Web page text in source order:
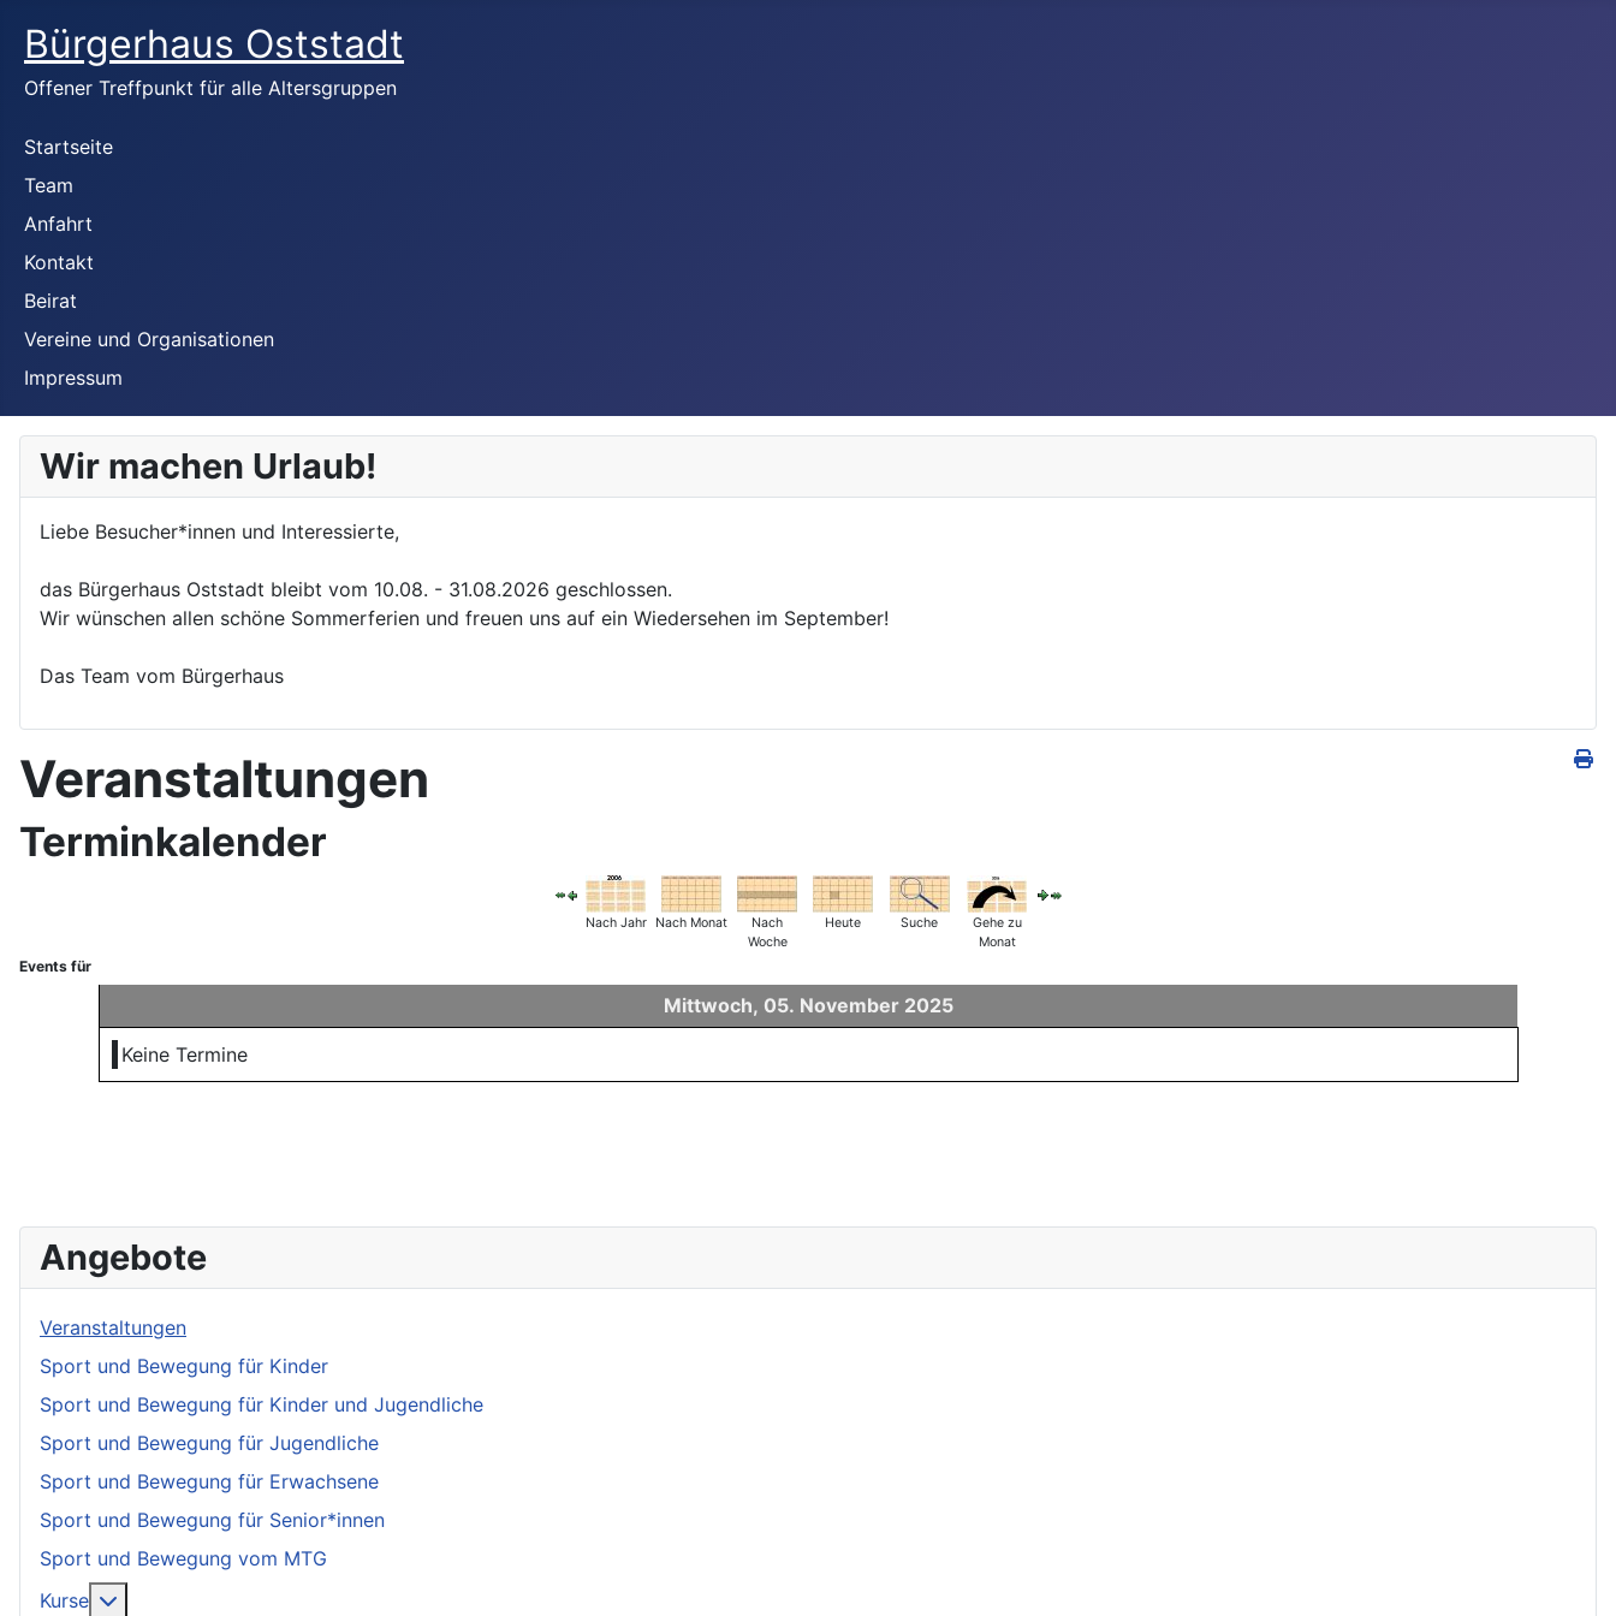
Bürgerhaus Oststadt
Offener Treffpunkt für alle Altersgruppen
Startseite
Team
Anfahrt
Kontakt
Beirat
Vereine und Organisationen
Impressum
Wir machen Urlaub!
Liebe Besucher*innen und Interessierte,
das Bürgerhaus Oststadt bleibt vom 10.08. - 31.08.2026 geschlossen.
Wir wünschen allen schöne Sommerferien und freuen uns auf ein Wiedersehen im September!
Das Team vom Bürgerhaus
Veranstaltungen
Terminkalender
Nach Jahr Nach Monat
Nach
Woche
Heute Suche
Gehe zu
Monat
Events für
Mittwoch, 05. November 2025
Keine Termine
Angebote
Veranstaltungen
Sport und Bewegung für Kinder
Sport und Bewegung für Kinder und Jugendliche
Sport und Bewegung für Jugendliche
Sport und Bewegung für Erwachsene
Sport und Bewegung für Senior*innen
Sport und Bewegung vom MTG
Kurse